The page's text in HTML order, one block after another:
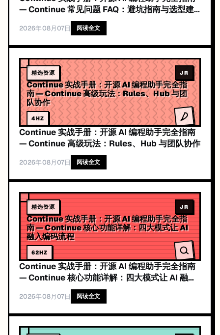
— Continue 常见问题 FAQ：避坑指南与选型建
2026年08月07日 阅读全文
精选资源 JR
Continue 实战手册：开源 AI 编程助手完全指
南 — Continue 高级玩法：Rules、Hub 与团
队协作
4HZ
Continue 实战手册：开源 AI 编程助手完全指南
— Continue 高级玩法：Rules、Hub 与团队协作
2026年08月07日 阅读全文
精选资源 JR
Continue 实战手册：开源 AI 编程助手完全指
南 — Continue 核心功能详解：四大模式让 AI
融入编码流程
62HZ
Continue 实战手册：开源 AI 编程助手完全指南
— Continue 核心功能详解：四大模式让 AI 融入
2026年08月07日 阅读全文